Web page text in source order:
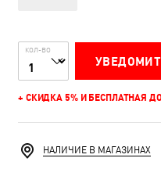
КОЛ-ВО
+ СКИДКА 5% И БЕСПЛАТНАЯ
НАЛИЧИЕ В МАГАЗИНАХ